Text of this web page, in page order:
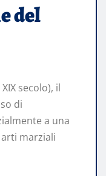
del
secolo), il
di
a una
marziali